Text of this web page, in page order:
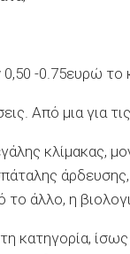
-0.75ευρώ το
Από μια για
κλίμακας,
το άλλο, η
κατηγορία, ίσως